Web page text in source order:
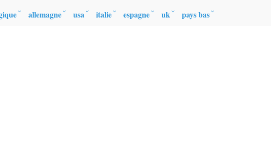
allemagne usa italie espagne uk pays bas